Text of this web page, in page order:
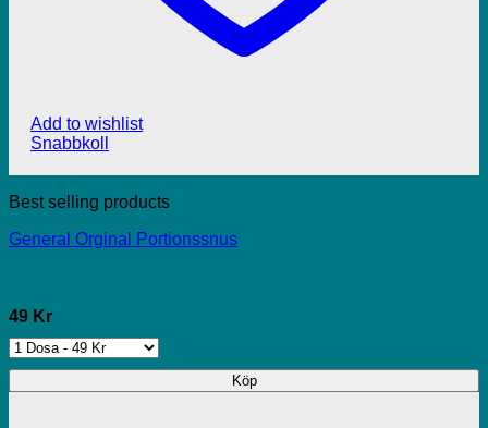
Add to wishlist
Snabbkoll
Best selling products
General Orginal Portionssnus
49 Kr
Köp